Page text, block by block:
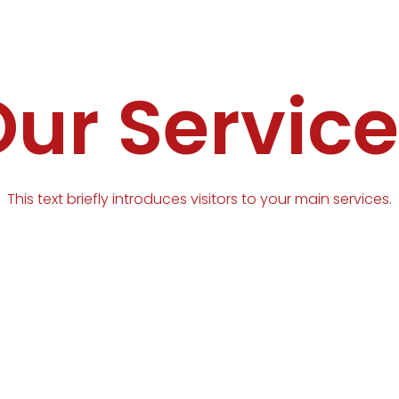
This text briefly introduces visitors to your main services.